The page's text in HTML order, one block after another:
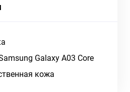
Galaxy A03 Core
кожа